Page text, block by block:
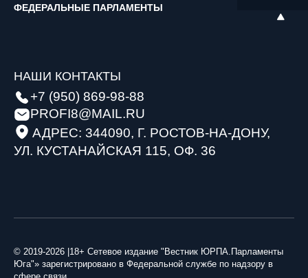
ФЕДЕРАЛЬНЫЕ ПАРЛАМЕНТЫ
НАШИ КОНТАКТЫ
+7 (950) 869-98-88
PROFI8@MAIL.RU
АДРЕС: 344090, Г. РОСТОВ-НА-ДОНУ,
УЛ. КУСТАНАЙСКАЯ 115, ОФ. 36
© 2019-2026 |18+ Сетевое издание "Вестник ЮРПА.Парламенты
Юга"» зарегистрировано в Федеральной службе по надзору в